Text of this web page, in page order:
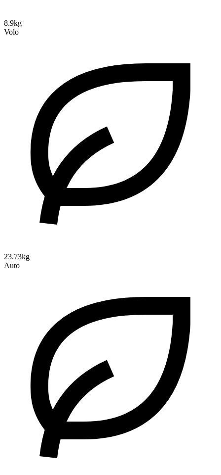
8.9kg
Volo
23.73kg
Auto